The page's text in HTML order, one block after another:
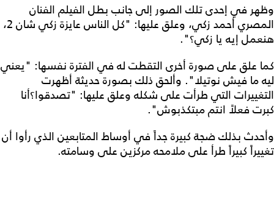
وظهر في إحدى تلك الصور إلى جانب بطل الفيلم الفنان
المصري أحمد زكي، وعلق عليها: "كل الناس عايزة زكي شان 2،
هنعمل إيه يا زكي؟".
كما علق على صورة أخرى التقطت له في الفترة نفسها: "يعني
ليه ما فيش نوتيلا". وألحق ذلك بصورة حديثة أظهرت
التغييرات التي طرأت على شكله وعلق عليها: "تصدقوا؟أنا
كبرت فعلاً انتم مبتكذبوش".
وأحدث بذلك ضجة كبيرة جداً في أوساط المتابعين الذي رأوا أن
تغييراً كبيراً طرأ على ملامحه مركزين على وسامته.